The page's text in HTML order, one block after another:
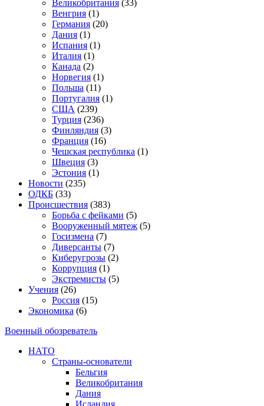
Великобритания (33)
Венгрия (1)
Германия (20)
Дания (1)
Испания (1)
Италия (1)
Канада (2)
Норвегия (1)
Польша (11)
Португалия (1)
США (239)
Турция (236)
Финляндия (3)
Франция (16)
Чешская республика (1)
Швеция (3)
Эстония (1)
Новости (235)
ОДКБ (33)
Происшествия (383)
Борьба с фейками (5)
Вооруженный мятеж (5)
Госизмена (7)
Диверсанты (7)
Киберугрозы (2)
Коррупция (1)
Экстремисты (5)
Учения (26)
Россия (15)
Экономика (6)
Военный обозреватель
НАТО
Страны-основатели
Бельгия
Великобритания
Дания